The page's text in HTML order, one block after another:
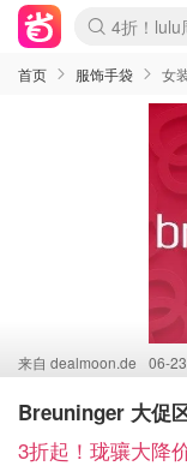
Boticinal
4折！lulu
还没结束
Joybuy变
速领！
疑似霸哥
Zalando
Moncler
Coach
首页 服饰手袋 女
来自 dealmoon.de 06-
Breuninger 大促
3折起！珑骧大降